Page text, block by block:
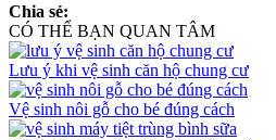
Chia sẻ:
CÓ THỂ BẠN QUAN TÂM
Lưu ý khi vệ sinh căn hộ chung cư
Vệ sinh nôi gỗ cho bé đúng cách